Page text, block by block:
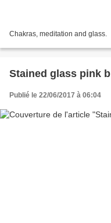
Chakras, meditation and glass.
Stained glass pink b
Publié le 22/06/2017 à 06:04